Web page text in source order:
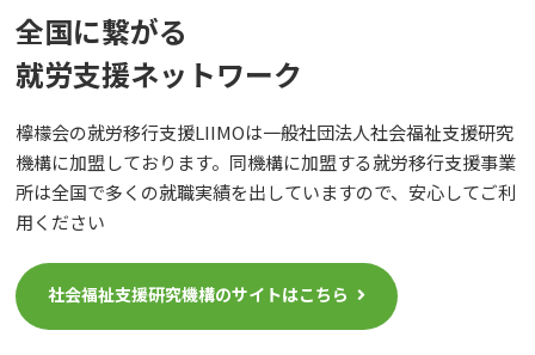
全国に繋がる
就労⽀援ネットワーク
檸檬会の就労移行支援LIIMOは一般社団法人社会福祉支援研究
機構に加盟しております。同機構に加盟する就労移行支援事業
所は全国で多くの就職実績を出していますので、安心してご利
用ください
社会福祉支援研究機構のサイトはこちら